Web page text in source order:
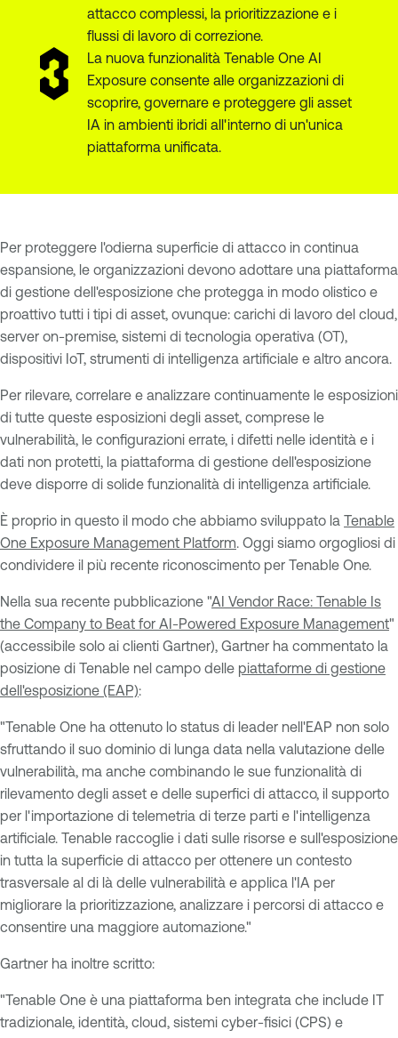
attacco complessi, la prioritizzazione e i
flussi di lavoro di correzione.
La nuova funzionalità Tenable One AI
Exposure consente alle organizzazioni di
scoprire, governare e proteggere gli asset
IA in ambienti ibridi all'interno di un'unica
piattaforma unificata.
Per proteggere l'odierna superficie di attacco in continua
espansione, le organizzazioni devono adottare una piattaforma
di gestione dell'esposizione che protegga in modo olistico e
proattivo tutti i tipi di asset, ovunque: carichi di lavoro del cloud,
server on-premise, sistemi di tecnologia operativa (OT),
dispositivi IoT, strumenti di intelligenza artificiale e altro ancora.
Per rilevare, correlare e analizzare continuamente le esposizioni
di tutte queste esposizioni degli asset, comprese le
vulnerabilità, le configurazioni errate, i difetti nelle identità e i
dati non protetti, la piattaforma di gestione dell'esposizione
deve disporre di solide funzionalità di intelligenza artificiale.
È proprio in questo il modo che abbiamo sviluppato la Tenable
One Exposure Management Platform. Oggi siamo orgogliosi di
condividere il più recente riconoscimento per Tenable One.
Nella sua recente pubblicazione "AI Vendor Race: Tenable Is
the Company to Beat for AI-Powered Exposure Management"
(accessibile solo ai clienti Gartner), Gartner ha commentato la
posizione di Tenable nel campo delle piattaforme di gestione
dell'esposizione (EAP):
"Tenable One ha ottenuto lo status di leader nell'EAP non solo
sfruttando il suo dominio di lunga data nella valutazione delle
vulnerabilità, ma anche combinando le sue funzionalità di
rilevamento degli asset e delle superfici di attacco, il supporto
per l'importazione di telemetria di terze parti e l'intelligenza
artificiale. Tenable raccoglie i dati sulle risorse e sull'esposizione
in tutta la superficie di attacco per ottenere un contesto
trasversale al di là delle vulnerabilità e applica l'IA per
migliorare la prioritizzazione, analizzare i percorsi di attacco e
consentire una maggiore automazione."
Gartner ha inoltre scritto:
"Tenable One è una piattaforma ben integrata che include IT
tradizionale, identità, cloud, sistemi cyber-fisici (CPS) e